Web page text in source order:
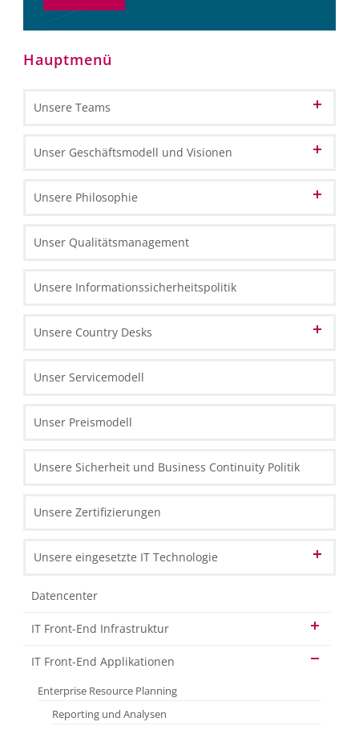
Hauptmenü
Unsere Teams
Patron
Büroverwaltung
Steuern & Recht
Marketing und Prozessmanagement
Unser Geschäftsmodell und Visionen
Unsere Vision vom Cloud-Computing
Unsere Philosophie
Unsere Identität
Unsere Mitgliedschaften
Unser Markenname
Unsere Mitarbeiter
Unsere Organisation & Prozesse
Unsere Strategie & Erfolgsfaktoren
Unser Qualitätsmanagement
Unsere Informationssicherheitspolitik
Unsere Country Desks
Austrian Desk in Polen
German Desk in Polen
Unser Servicemodell
Unser Preismodell
Unsere Sicherheit und Business Continuity Politik
Unsere Zertifizierungen
Unsere eingesetzte IT Technologie
Datencenter
IT Front-End Infrastruktur
Thin Clients
IT Front-End Applikationen
Enterprise Resource Planning
Reporting und Analysen